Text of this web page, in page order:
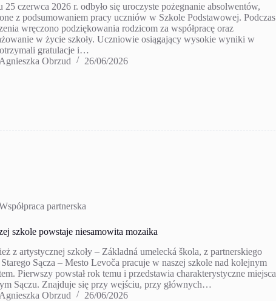
25 czerwca 2026 r. odbyło się uroczyste pożegnanie absolwentów,
z podsumowaniem pracy uczniów w Szkole Podstawowej. Podczas
wręczono podziękowania rodzicom za współpracę oraz
w życie szkoły. Uczniowie osiągający wysokie wyniki w
gratulacje i…
Agnieszka Obrzud
26/06/2026
partnerska
szkole powstaje niesamowita mozaika
z artystycznej szkoły – Základná umelecká škola, z partnerskiego
Sącza – Mesto Levoča pracuje w naszej szkole nad kolejnym
Pierwszy powstał rok temu i przedstawia charakterystyczne miejsca
Sączu. Znajduje się przy wejściu, przy głównych…
Agnieszka Obrzud
26/06/2026